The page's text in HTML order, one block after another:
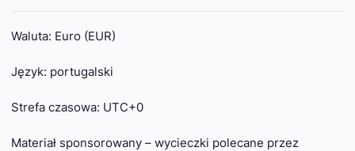
Waluta: Euro (EUR)
Język: portugalski
Strefa czasowa: UTC+0
Materiał sponsorowany – wycieczki polecane przez